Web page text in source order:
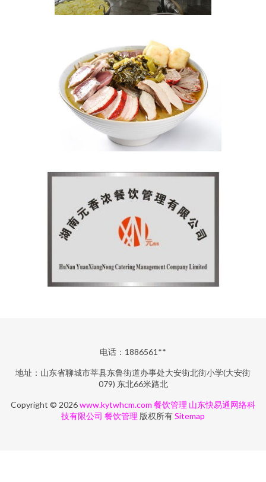
电话：1886561**
地址：山东省聊城市莘县东鲁街道办事处大安街北街小学(大安街
079) 东北66米路北
Copyright © 2026www.kytwhcm.com 餐饮管理 山东快易通网络科
技有限公司 餐饮管理 版权所有Sitemap